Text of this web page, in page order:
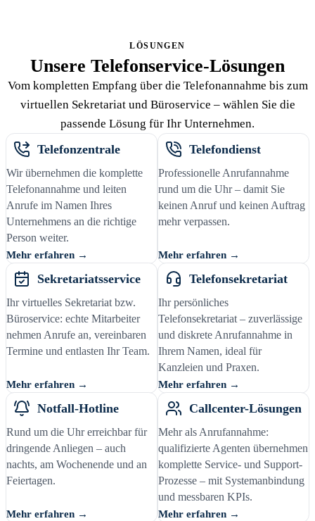
LÖSUNGEN
Unsere Telefonservice-Lösungen
Vom kompletten Empfang über die Telefonannahme bis zum
virtuellen Sekretariat und Büroservice – wählen Sie die
passende Lösung für Ihr Unternehmen.
Telefonzentrale
Wir übernehmen die komplette
Telefonannahme und leiten
Anrufe im Namen Ihres
Unternehmens an die richtige
Person weiter.
Mehr erfahren →
Telefondienst
Professionelle Anrufannahme
rund um die Uhr – damit Sie
keinen Anruf und keinen Auftrag
mehr verpassen.
Mehr erfahren →
Sekretariatsservice
Ihr virtuelles Sekretariat bzw.
Büroservice: echte Mitarbeiter
nehmen Anrufe an, vereinbaren
Termine und entlasten Ihr Team.
Mehr erfahren →
Telefonsekretariat
Ihr persönliches
Telefonsekretariat – zuverlässige
und diskrete Anrufannahme in
Ihrem Namen, ideal für
Kanzleien und Praxen.
Mehr erfahren →
Notfall-Hotline
Rund um die Uhr erreichbar für
dringende Anliegen – auch
nachts, am Wochenende und an
Feiertagen.
Mehr erfahren →
Callcenter-Lösungen
Mehr als Anrufannahme:
qualifizierte Agenten übernehmen
komplette Service- und Support-
Prozesse – mit Systemanbindung
und messbaren KPIs.
Mehr erfahren →